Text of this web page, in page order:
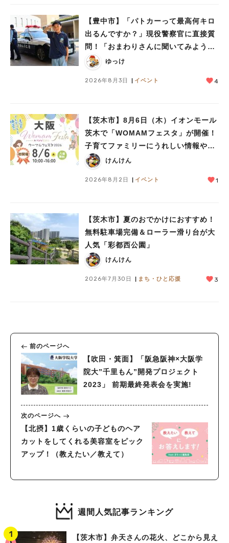
【豊中市】「パトカーって最高何キロ
出るんですか？」現役警察官に直接質
問！「おまわりさんに聞いてみよう」
に参加しました
ゆっけ
2026年8月3日 イベント 4
【茨木市】8月6日（木）イオンモール
茨木で「WOMAMフェスタ」が開催！
子育てファミリーにうれしい情報やプ
レゼントがいっぱい♪
けんけん
2026年8月2日 イベント 1
【茨木市】夏のおでかけにおすすめ！
無料駐車場完備＆ローラー滑り台が大
人気「彩都西公園」
けんけん
2026年7月30日 まち・ひと応援 3
前のページへ
【吹田・箕面】「阪急阪神×大阪学
院大”千里もん”開発プロジェクト
2023」 前期最終発表会を実施!
次のページへ
【北摂】1歳くらいの子どものヘア
カットをしてくれる美容室をピック
アップ！（教えたい／教えて）
週間人気記事ランキング
【茨木市】弁天さんの花火、どこから見え